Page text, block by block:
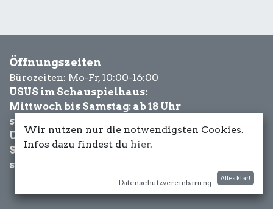
Öffnungszeiten
Bürozeiten: Mo-Fr, 10:00-16:00
USUS im Schauspielhaus:
Mittwoch bis Samstag: ab 18 Uhr
sowie Eventbezogen.
USUS am Wasser:
Schönwetter-
sowie Eventbezogen.
Wir nutzen nur die notwendigsten Cookies.
Infos dazu findest du hier.
Datenschutzvereinbarung
Alles klar!